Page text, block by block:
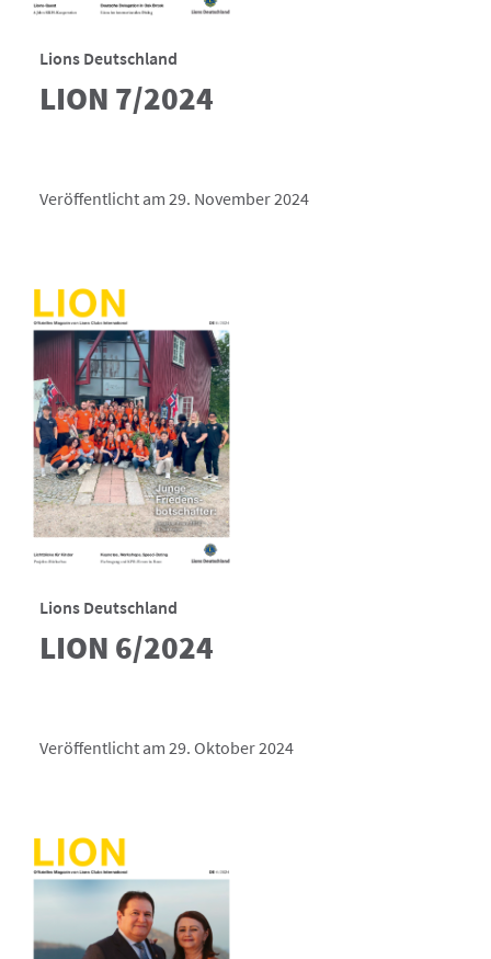
Lions Deutschland
LION 7/2024
Veröffentlicht am 29. November 2024
Lions Deutschland
LION 6/2024
Veröffentlicht am 29. Oktober 2024